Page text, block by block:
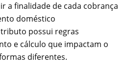
a finalidade de cada cobrança
doméstico
possui regras
e cálculo que impactam o
diferentes.